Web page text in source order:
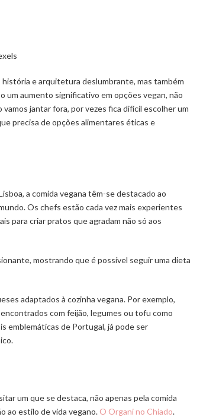
história e arquitetura deslumbrante, mas também
um aumento significativo em opções vegan, não
jantar fora, por vezes fica difícil escolher um
precisa de opções alimentares éticas e
a comida vegana têm-se destacado ao
Os chefs estão cada vez mais experientes
para criar pratos que agradam não só aos
mostrando que é possível seguir uma dieta
adaptados à cozinha vegana. Por exemplo,
com feijão, legumes ou tofu como
emblemáticas de Portugal, já pode ser
um que se destaca, não apenas pela comida
ao estilo de vida vegano. O Organi no Chiado.